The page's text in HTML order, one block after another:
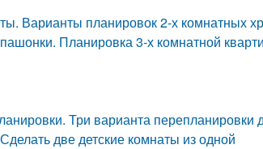
Варианты планировок 2-х комнатных
Планировка 3-х комнатной
Три варианта перепланировки
две детские комнаты из одной